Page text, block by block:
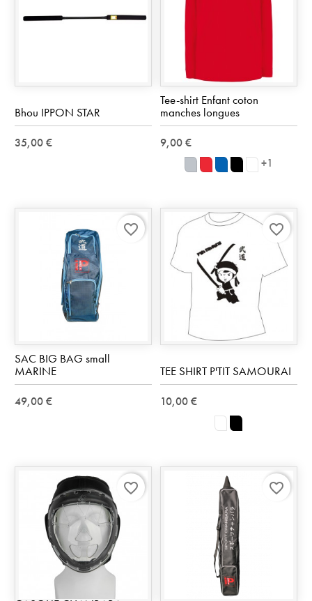
Bhou IPPON STAR
35,00 €
Tee-shirt Enfant coton
manches longues
9,00 €
Gris
94
RougeRoyal
blanc
+1
SAC BIG BAG small
MARINE
49,00 €
favorite_border
TEE SHIRT P'TIT SAMOURAI
10,00 €
blancnoir
favorite_border
favorite_border favorite_border